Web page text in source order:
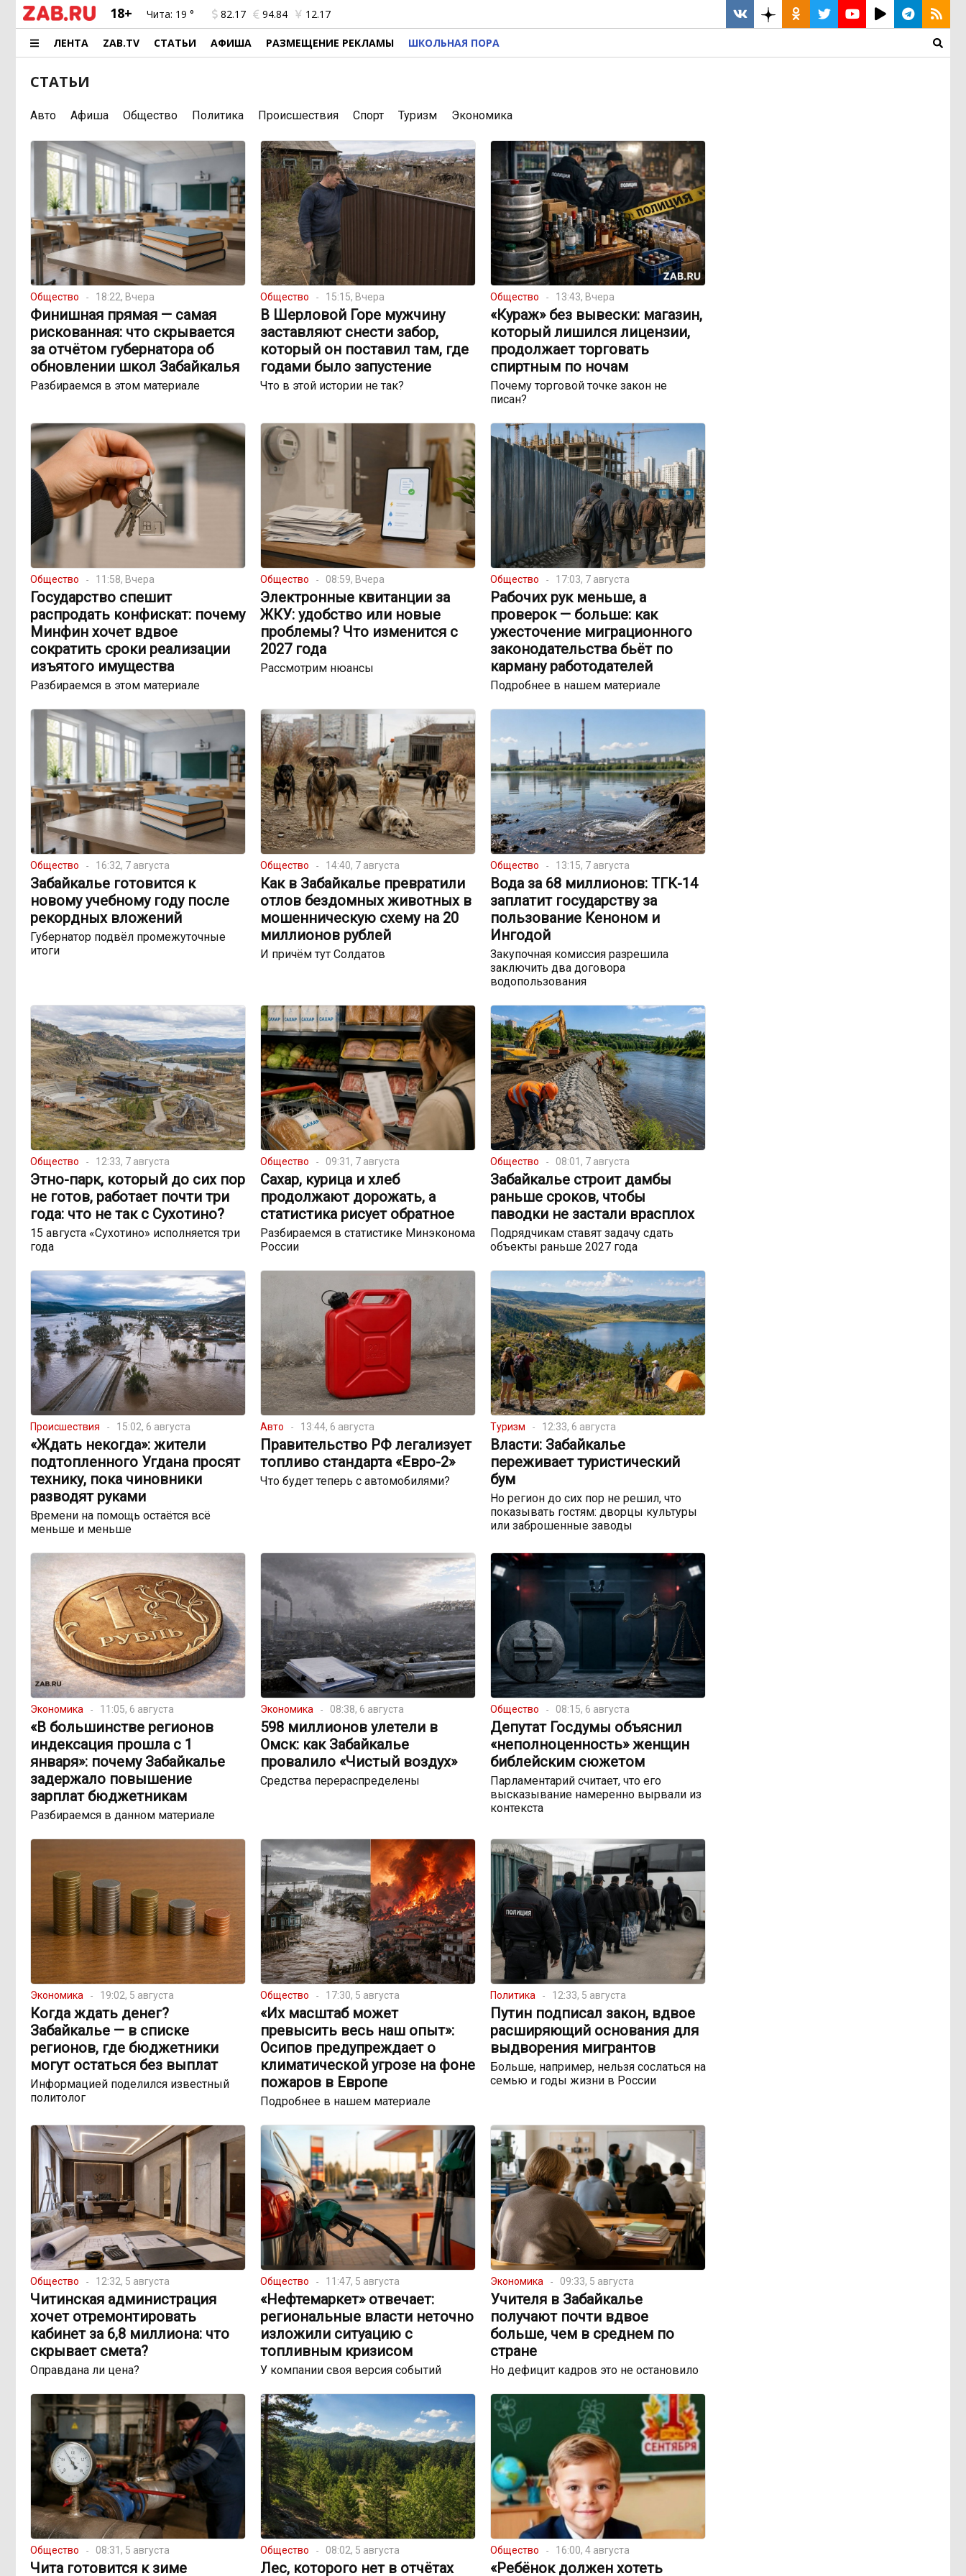
18+ Чита: 19 ° 82.17 94.84 12.17
ЛЕНТА ZAB.TV СТАТЬИ АФИША РАЗМЕЩЕНИЕ РЕКЛАМЫ ШКОЛЬНАЯ ПОРА
СТАТЬИ
Авто Афиша Общество Политика Происшествия Спорт Туризм Экономика
Общество 18:22, Вчера
Финишная прямая — самая
рискованная: что скрывается
за отчётом губернатора об
обновлении школ Забайкалья
Разбираемся в этом материале
Общество 15:15, Вчера
В Шерловой Горе мужчину
заставляют снести забор,
который он поставил там, где
годами было запустение
Что в этой истории не так?
Общество 13:43, Вчера
«Кураж» без вывески: магазин,
который лишился лицензии,
продолжает торговать
спиртным по ночам
Почему торговой точке закон не
писан?
Общество 11:58, Вчера
Государство спешит
распродать конфискат: почему
Минфин хочет вдвое
сократить сроки реализации
изъятого имущества
Разбираемся в этом материале
Общество 08:59, Вчера
Электронные квитанции за
ЖКУ: удобство или новые
проблемы? Что изменится с
2027 года
Рассмотрим нюансы
Общество 17:03, 7 августа
Рабочих рук меньше, а
проверок — больше: как
ужесточение миграционного
законодательства бьёт по
карману работодателей
Подробнее в нашем материале
Общество 16:32, 7 августа
Забайкалье готовится к
новому учебному году после
рекордных вложений
Губернатор подвёл промежуточные
итоги
Общество 14:40, 7 августа
Как в Забайкалье превратили
отлов бездомных животных в
мошенническую схему на 20
миллионов рублей
И причём тут Солдатов
Общество 13:15, 7 августа
Вода за 68 миллионов: ТГК-14
заплатит государству за
пользование Кеноном и
Ингодой
Закупочная комиссия разрешила
заключить два договора
водопользования
Общество 12:33, 7 августа
Этно-парк, который до сих пор
не готов, работает почти три
года: что не так с Сухотино?
15 августа «Сухотино» исполняется три
года
Общество 09:31, 7 августа
Сахар, курица и хлеб
продолжают дорожать, а
статистика рисует обратное
Разбираемся в статистике Минэконома
России
Общество 08:01, 7 августа
Забайкалье строит дамбы
раньше сроков, чтобы
паводки не застали врасплох
Подрядчикам ставят задачу сдать
объекты раньше 2027 года
Происшествия 15:02, 6 августа
«Ждать некогда»: жители
подтопленного Угдана просят
технику, пока чиновники
разводят руками
Времени на помощь остаётся всё
меньше и меньше
Авто 13:44, 6 августа
Правительство РФ легализует
топливо стандарта «Евро-2»
Что будет теперь с автомобилями?
Туризм 12:33, 6 августа
Власти: Забайкалье
переживает туристический
бум
Но регион до сих пор не решил, что
показывать гостям: дворцы культуры
или заброшенные заводы
Экономика 11:05, 6 августа
«В большинстве регионов
индексация прошла с 1
января»: почему Забайкалье
задержало повышение
зарплат бюджетникам
Разбираемся в данном материале
Экономика 08:38, 6 августа
598 миллионов улетели в
Омск: как Забайкалье
провалило «Чистый воздух»
Средства перераспределены
Общество 08:15, 6 августа
Депутат Госдумы объяснил
«неполноценность» женщин
библейским сюжетом
Парламентарий считает, что его
высказывание намеренно вырвали из
контекста
Экономика 19:02, 5 августа
Когда ждать денег?
Забайкалье — в списке
регионов, где бюджетники
могут остаться без выплат
Информацией поделился известный
политолог
Общество 17:30, 5 августа
«Их масштаб может
превысить весь наш опыт»:
Осипов предупреждает о
климатической угрозе на фоне
пожаров в Европе
Подробнее в нашем материале
Политика 12:33, 5 августа
Путин подписал закон, вдвое
расширяющий основания для
выдворения мигрантов
Больше, например, нельзя сослаться на
семью и годы жизни в России
Общество 12:32, 5 августа
Читинская администрация
хочет отремонтировать
кабинет за 6,8 миллиона: что
скрывает смета?
Оправдана ли цена?
Общество 11:47, 5 августа
«Нефтемаркет» отвечает:
региональные власти неточно
изложили ситуацию с
топливным кризисом
У компании своя версия событий
Экономика 09:33, 5 августа
Учителя в Забайкалье
получают почти вдвое
больше, чем в среднем по
стране
Но дефицит кадров это не остановило
Общество 08:31, 5 августа
Чита готовится к зиме
Общество 08:02, 5 августа
Лес, которого нет в отчётах
Общество 16:00, 4 августа
«Ребёнок должен хотеть